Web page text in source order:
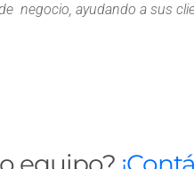
negocio, ayudando a sus